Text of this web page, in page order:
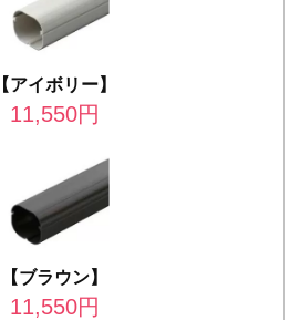
【アイボリー】
11,550円
【ブラウン】
11,550円